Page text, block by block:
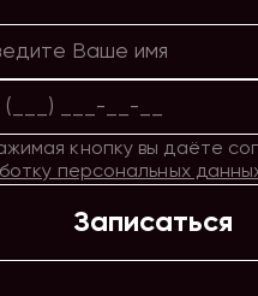
кнопку вы даёте
персональных
Записаться